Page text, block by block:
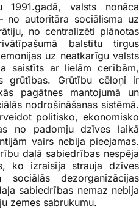
1991.gadā, valsts nonāca
no autoritāra sociālisma uz
no centralizēti plānotas
balstītu tirgus
uz neatkarīgu valsts
saistīts ar lielām cerībām,
Grūtību cēloņi ir
pagātnes mantojumā un
nodrošināšanas sistēmā.
politisko, ekonomisko
no padomju dzīves laikā
vairs nebija pieejamas.
daļā sabiedrības nespēja
ko izraisīja strauja dzīves
sociālās dezorganizācijas
sabiedrības nemaz nebija
zemes sabrukumu.